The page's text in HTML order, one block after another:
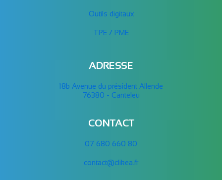
Outils digitaux
TPE / PME
ADRESSE
18b Avenue du président Allende
76380 - Canteleu
CONTACT
07 680 660 80
contact@clikea.fr